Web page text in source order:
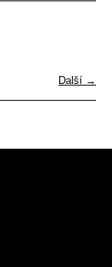
Další →